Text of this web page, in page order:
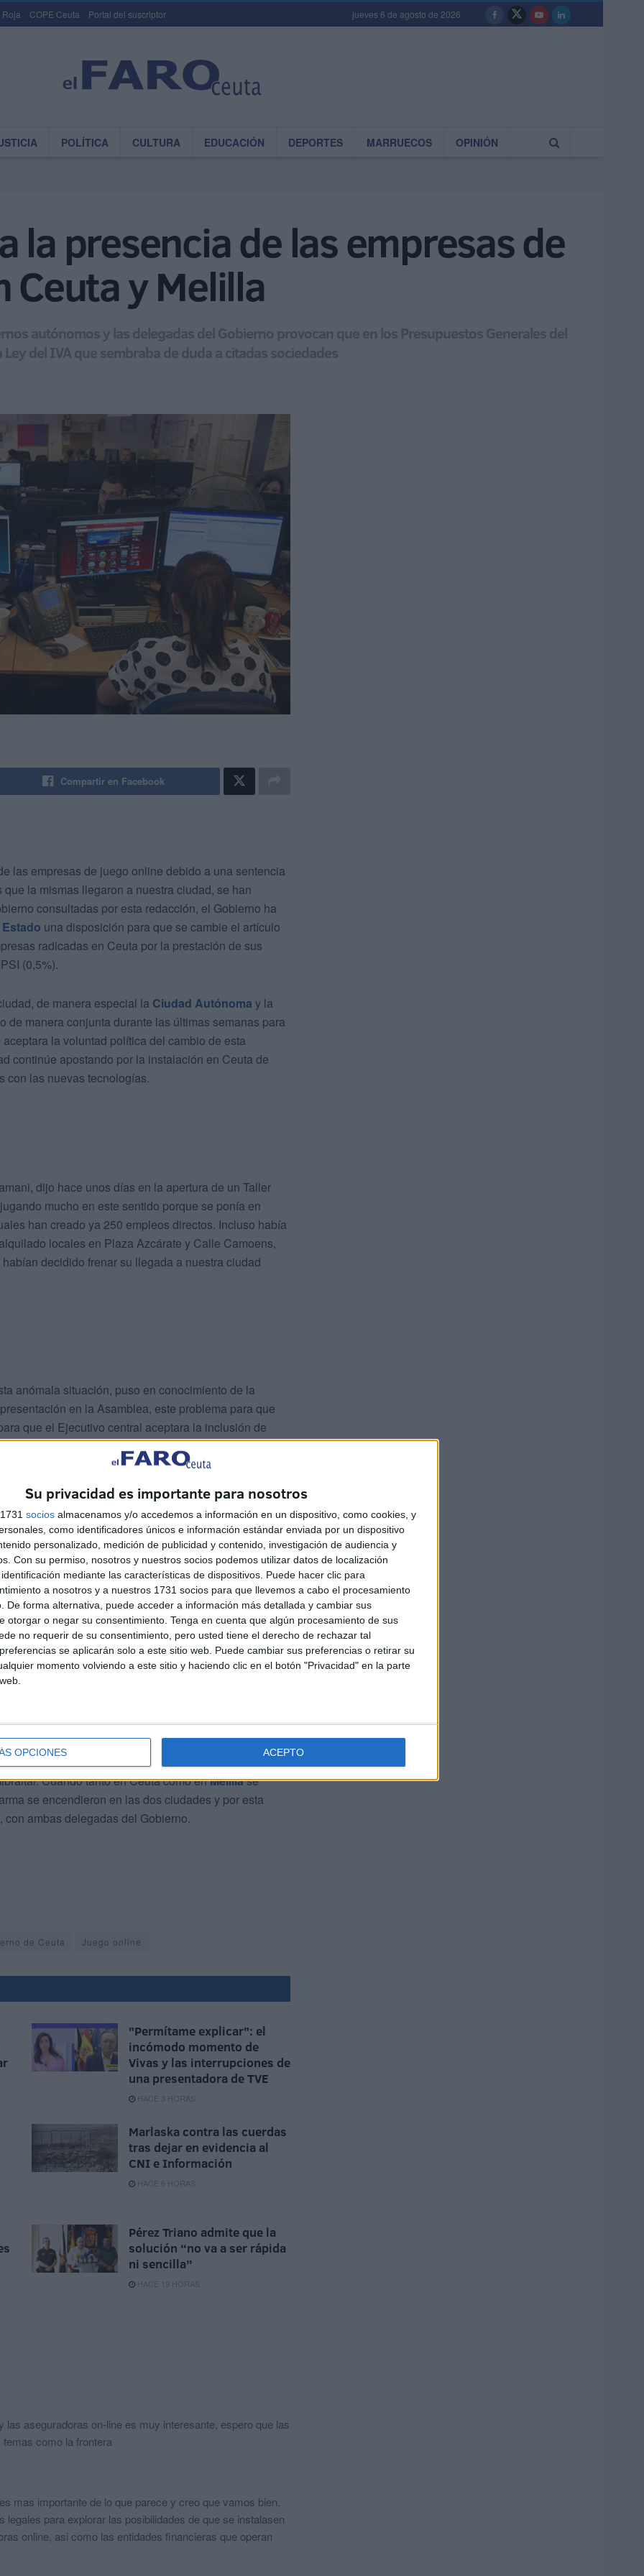
Su privacidad es importante para nosotros
socios almacenamos y/o accedemos a información en un dispositivo, como cookies, y
como identificadores únicos e información estándar enviada por un dispositivo
personalizado, medición de publicidad y contenido, investigación de audiencia y
Con su permiso, nosotros y nuestros socios podemos utilizar datos de localización
mediante las características de dispositivos. Puede hacer clic para
a nosotros y a nuestros 1731 socios para que llevemos a cabo el procesamiento
De forma alternativa, puede acceder a información más detallada y cambiar sus
otorgar o negar su consentimiento. Tenga en cuenta que algún procesamiento de sus
no requerir de su consentimiento, pero usted tiene el derecho de rechazar tal
se aplicarán solo a este sitio web. Puede cambiar sus preferencias o retirar su
momento volviendo a este sitio y haciendo clic en el botón "Privacidad" en la parte
OPCIONES ACEPTO
Roja COPE Ceuta Portal del suscriptor jueves 6 de agosto de 2026
POLÍTICA CULTURA EDUCACIÓN DEPORTES MARRUECOS OPINIÓN
la presencia de las empresas de
Ceuta y Melilla
autónomos y las delegadas del Gobierno provocan que en los Presupuestos Generales del
del IVA que sembraba de duda a citadas sociedades
Compartir en Facebook
las empresas de juego online debido a una sentencia
la mismas llegaron a nuestra ciudad, se han
consultadas por esta redacción, el Gobierno ha
una disposición para que se cambie el artículo
radicadas en Ceuta por la prestación de sus
(0,5%).
de manera especial la Ciudad Autónoma y la
de manera conjunta durante las últimas semanas para
la voluntad política del cambio de esta
continúe apostando por la instalación en Ceuta de
con las nuevas tecnologías.
dijo hace unos días en la apertura de un Taller
mucho en este sentido porque se ponía en
han creado ya 250 empleos directos. Incluso había
locales en Plaza Azcárate y Calle Camoens,
decidido frenar su llegada a nuestra ciudad
anómala situación, puso en conocimiento de la
en la Asamblea, este problema para que
que el Ejecutivo central aceptara la inclusión de
antes, la consejera de Hacienda tuvo una
Tributos del Ministerio de Hacienda y la misma
para variar este cuerpo legal y que todo dependía
y se ha introducido en el anteproyecto de los
han ido de la mano, puesto que al igual que desde
la ciudad hermana por parte de la consejera de
Sabrina Moh y la vicepresidenta primera del
Gloria Rojas.
del impuesto de juego del 20% al 10% abriendo a
a empresas de juego online no existía esta
producido a partir de una sentencia del Tribunal
Cuando tanto en Ceuta como enMelillase
se encendieron en las dos ciudades y por esta
ambas delegadas del Gobierno.
de Ceuta Juego online
"Permítame explicar": el
incómodo momento de
Vivas y las interrupciones de
una presentadora de TVE
HACE 3 HORAS
Marlaska contra las cuerdas
tras dejar en evidencia al
CNI e Información
HACE 6 HORAS
Pérez Triano admite que la
solución “no va a ser rápida
ni sencilla”
HACE 19 HORAS
aseguradoras on-line es muy interesante, espero que las
como la frontera
mas importante de lo que parece y creo que vamos bien.
para explorar las posibilidades de que se instalasen
online, asi como las entidades financieras que operan